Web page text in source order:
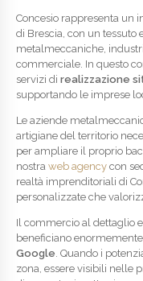
Concesio rappresenta un
di Brescia, con un tessuto
metalmeccaniche,
commerciale. In questo
servizi di realizzazione
supportando le imprese
Le aziende
artigiane del territorio
per ampliare il proprio
nostra web agency con
realtà imprenditoriali di
personalizzate che
Il commercio al dettaglio
beneficiano
Google. Quando i
zona, essere visibili nelle